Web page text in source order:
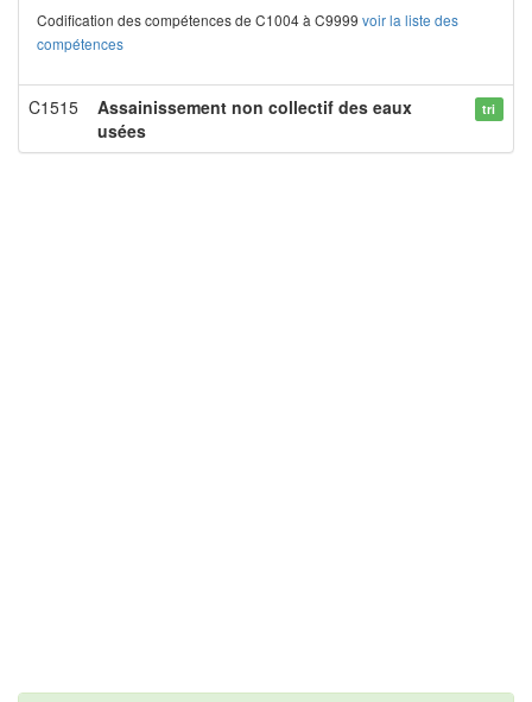
Codification des compétences de C1004 à C9999 voir la liste des
compétences
C1515
Assainissement non collectif des eaux
usées
tri